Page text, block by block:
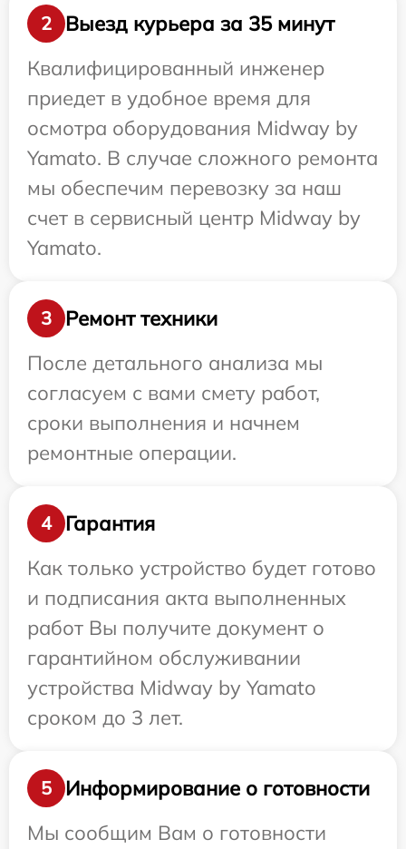
2
Выезд курьера за 35 минут
Квалифицированный инженер
приедет в удобное время для
осмотра оборудования Midway by
Yamato. В случае сложного ремонта
мы обеспечим перевозку за наш
счет в сервисный центр Midway by
Yamato.
3
Ремонт техники
После детального анализа мы
согласуем с вами смету работ,
сроки выполнения и начнем
ремонтные операции.
4
Гарантия
Как только устройство будет готово
и подписания акта выполненных
работ Вы получите документ о
гарантийном обслуживании
устройства Midway by Yamato
сроком до 3 лет.
5
Информирование о готовности
Мы сообщим Вам о готовности